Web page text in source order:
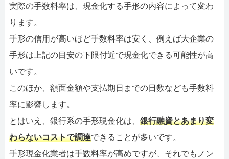
実際の手数料率は、現金化する手形の内容によって変わ
ります。
手形の信用が高いほど手数料率は安く、例えば大企業の
手形は上記の目安の下限付近で現金化できる可能性が高
いです。
このほか、額面金額や支払期日までの日数なども手数料
率に影響します。
とはいえ、銀行系の手形現金化は、 銀行融資とあまり変
わらないコストで調達できることが多いです。
手形現金化業者は手数料率が高めですが、それでもノン